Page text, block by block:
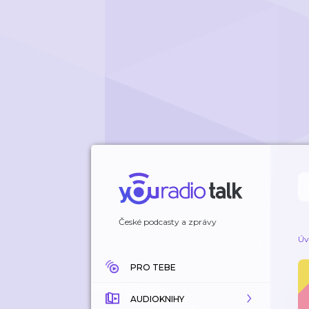
České podcasty a zprávy
PRO TEBE
AUDIOKNIHY